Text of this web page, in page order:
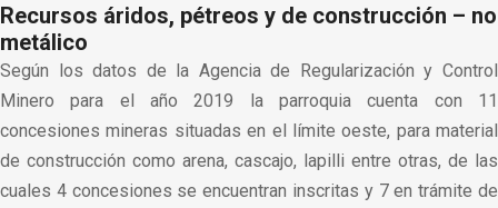
Recursos áridos, pétreos y de construcción – no
metálico
Según los datos de la Agencia de Regularización y Control
Minero para el año 2019 la parroquia cuenta con 11
concesiones mineras situadas en el límite oeste, para material
de construcción como arena, cascajo, lapilli entre otras, de las
cuales 4 concesiones se encuentran inscritas y 7 en trámite de